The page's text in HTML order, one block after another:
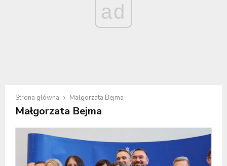
ad
Strona główna Małgorzata Bejma
Małgorzata Bejma